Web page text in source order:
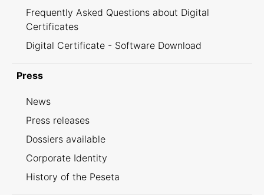
Frequently Asked Questions about Digital
Certificates
Digital Certificate - Software Download
Press
News
Press releases
Dossiers available
Corporate Identity
History of the Peseta